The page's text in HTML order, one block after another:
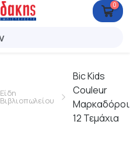
0
Είδη
Βιβλιοπωλείου
Bic Kids
Couleur
Μαρκαδόροι
12 Τεμάχια